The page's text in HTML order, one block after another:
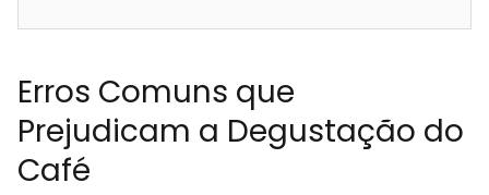
Erros Comuns que
Prejudicam a Degustação do
Café